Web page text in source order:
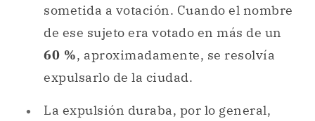
sometida a votación. Cuando el nombre
de ese sujeto era votado en más de un
60 %, aproximadamente, se resolvía
expulsarlo de la ciudad.
La expulsión duraba, por lo general,